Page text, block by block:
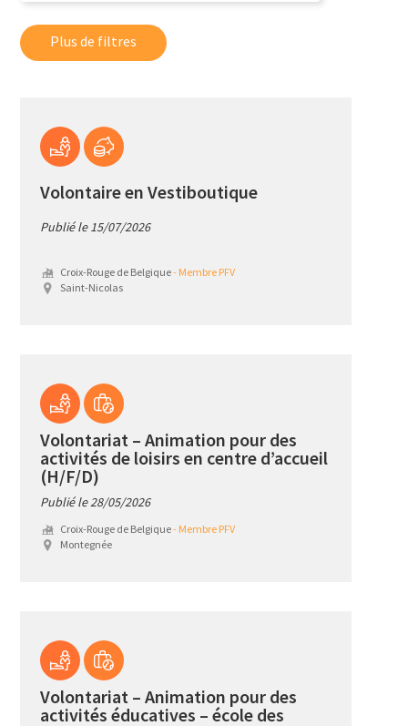
Plus de filtres
Volontaire en Vestiboutique
Publié le 15/07/2026
Croix-Rouge de Belgique- Membre PFV
Saint-Nicolas
Volontariat – Animation pour des
activités de loisirs en centre d’accueil
(H/F/D)
Publié le 28/05/2026
Croix-Rouge de Belgique- Membre PFV
Montegnée
Volontariat – Animation pour des
activités éducatives – école des